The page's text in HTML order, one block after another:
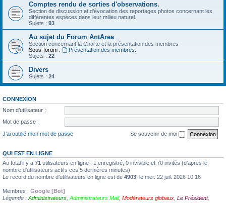
Comptes rendu de sorties d'observations.
Section de discussion et d'évocation des reportages photos concernant les
différentes espèces dans leur milieu naturel.
Sujets : 93
Au sujet du Forum AntArea
Section concernant la Charte et la présentation des membres
Sous-forum :
Présentation des membres.
Sujets : 22
Divers
Sujets : 24
CONNEXION
Nom d’utilisateur :
Mot de passe :
J’ai oublié mon mot de passe
Se souvenir de moi
QUI EST EN LIGNE
Au total il y a 71 utilisateurs en ligne : 1 enregistré, 0 invisible et 70 invités (d’après le
nombre d’utilisateurs actifs ces 5 dernières minutes)
Le record du nombre d’utilisateurs en ligne est de 4903 , le mer. 22 juil. 2026 10:16
Membres : Google [Bot]
Légende : Administrateurs Administrateurs Mail, Modérateurs globaux Le Président,